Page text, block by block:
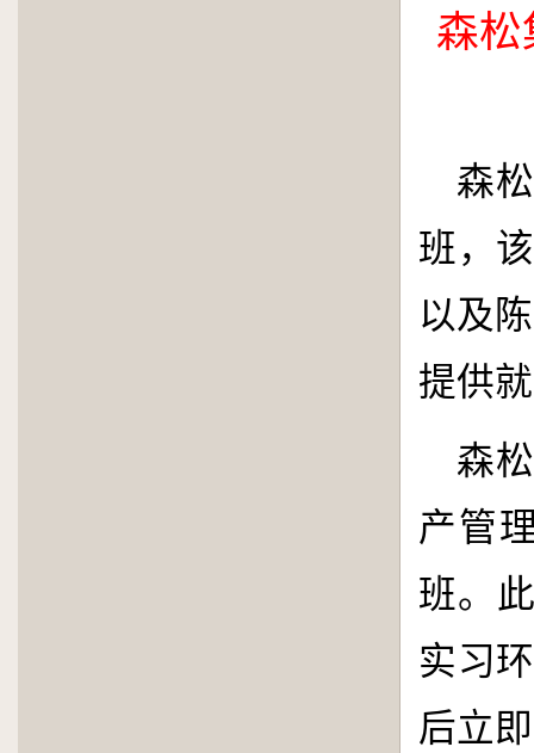
森
森
班，
以及
提供
森
产管
班。
实习
后立